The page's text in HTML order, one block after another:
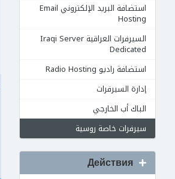
استضافة البريد الإلكتروني Email
Hosting
السيرفرات العراقية Iraqi Server
Dedicated
استضافة راديو Radio Hosting
إدارة السيرفرات
الباك أب الخارجي
سيرفرات خاصة روسية